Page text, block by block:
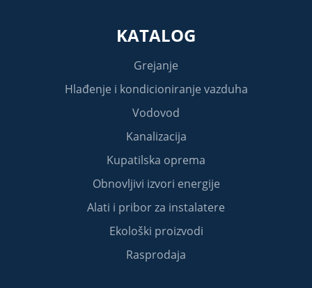
KATALOG
Grejanje
Hlađenje i kondicioniranje vazduha
Vodovod
Kanalizacija
Kupatilska oprema
Obnovljivi izvori energije
Alati i pribor za instalatere
Ekološki proizvodi
Rasprodaja